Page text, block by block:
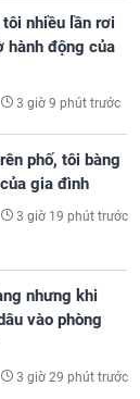
nhiều lần rơi
hành động của
3 giờ 9 phút trước
phố, tôi bàng
gia đình
3 giờ 19 phút trước
nhưng khi
vào phòng
3 giờ 29 phút trước